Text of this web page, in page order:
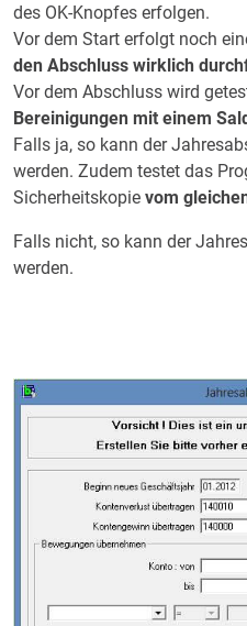
des OK-Knopfes erfolgen.
Vor dem Start erfolgt noch
den Abschluss wirklich
Vor dem Abschluss wird
Bereinigungen mit einem
Falls ja, so kann der
werden. Zudem testet das
Sicherheitskopie vom
Falls nicht, so kann der
werden.